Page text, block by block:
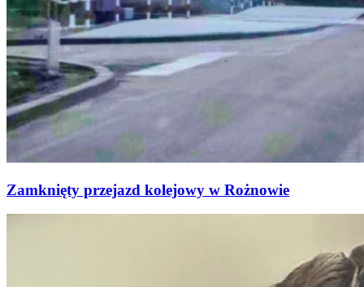
Zamknięty przejazd kolejowy w Rożnowie